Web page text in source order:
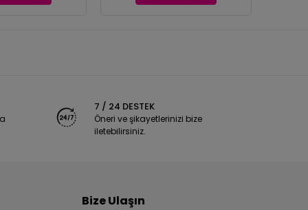
7 / 24 DESTEK
Öneri ve şikayetlerinizi bize
iletebilirsiniz.
Bize Ulaşın